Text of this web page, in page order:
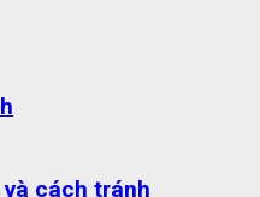
cách tránh